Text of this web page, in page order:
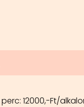
12000,-Ft/